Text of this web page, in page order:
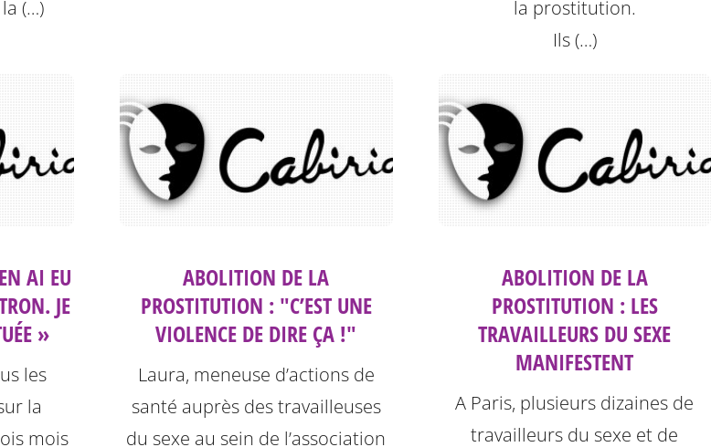
(…)
la prostitution.
Ils (…)
AI EU
JE
»
les
la
mois
ABOLITION DE LA
PROSTITUTION : "C’EST UNE
VIOLENCE DE DIRE ÇA !"
Laura, meneuse d’actions de
santé auprès des travailleuses
du sexe au sein de l’association
ABOLITION DE LA
PROSTITUTION : LES
TRAVAILLEURS DU SEXE
MANIFESTENT
A Paris, plusieurs dizaines de
travailleurs du sexe et de